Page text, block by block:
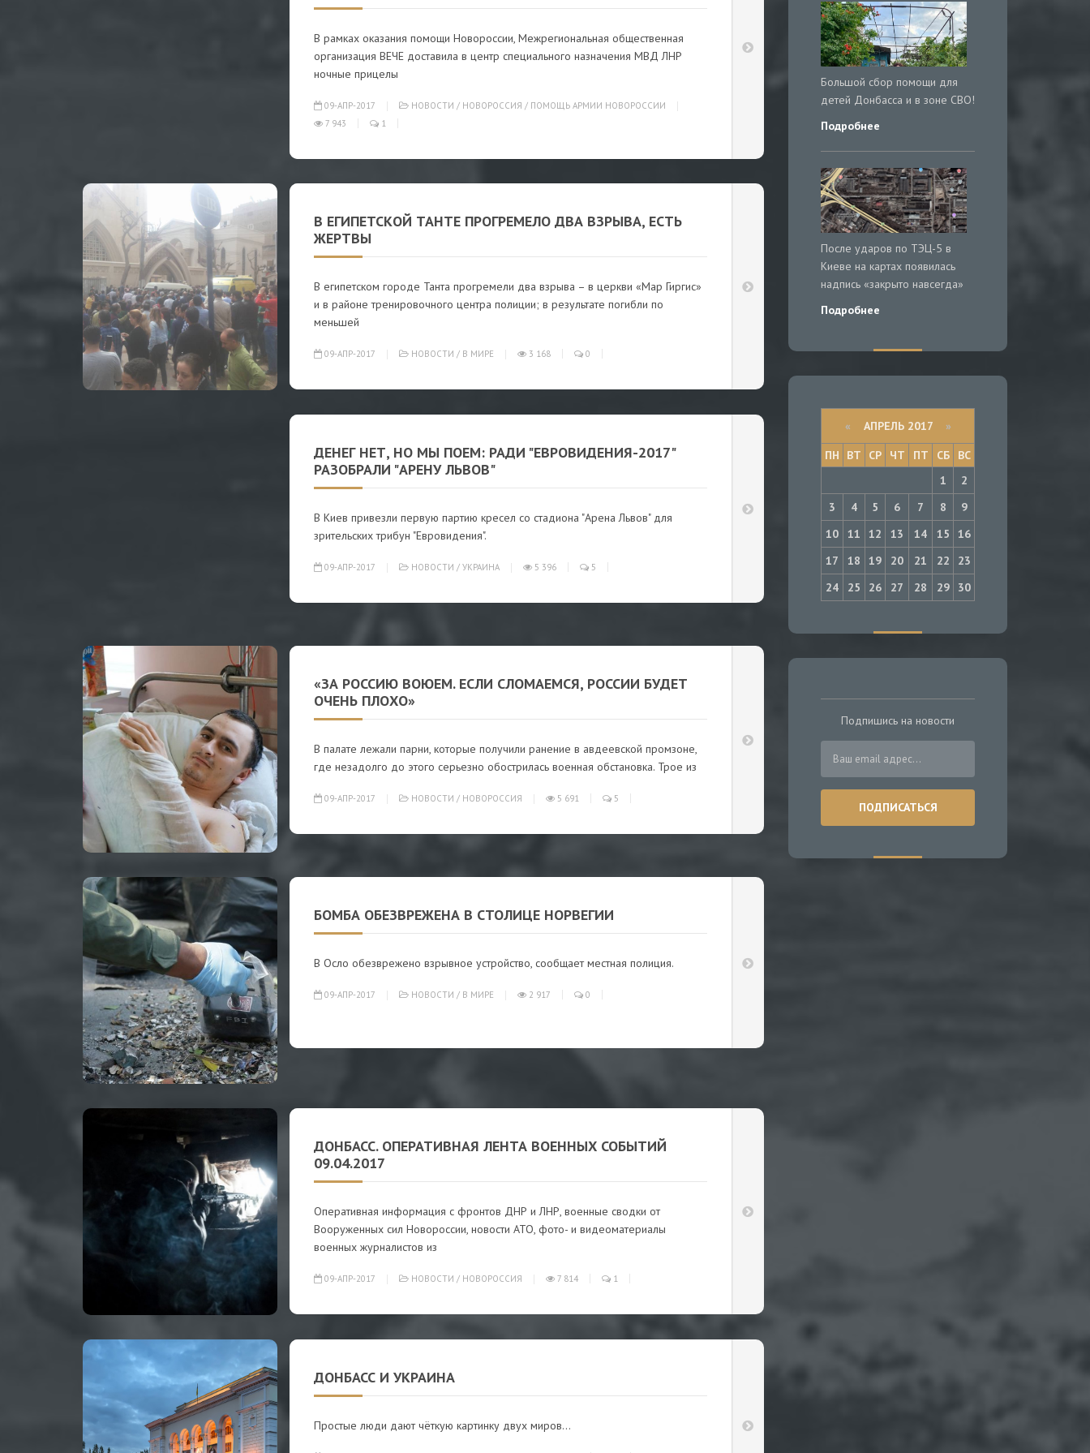
В рамках оказания помощи Новороссии, Межрегиональная общественная
организация ВЕЧЕ доставила в центр специального назначения МВД ЛНР
ночные прицелы
09-АПР-2017 НОВОСТИ / НОВОРОССИЯ / ПОМОЩЬ АРМИИ НОВОРОССИИ
7 943
1
В ЕГИПЕТСКОЙ ТАНТЕ ПРОГРЕМЕЛО ДВА ВЗРЫВА, ЕСТЬ
ЖЕРТВЫ
В египетском городе Танта прогремели два взрыва – в церкви «Мар Гиргис»
и в районе тренировочного центра полиции; в результате погибли по
меньшей
09-АПР-2017 НОВОСТИ / В МИРЕ 3 168 0
ДЕНЕГ НЕТ, НО МЫ ПОЕМ: РАДИ "ЕВРОВИДЕНИЯ-2017"
РАЗОБРАЛИ "АРЕНУ ЛЬВОВ"
В Киев привезли первую партию кресел со стадиона "Арена Львов" для
зрительских трибун "Евровидения".
09-АПР-2017 НОВОСТИ / УКРАИНА 5 396 5
«ЗА РОССИЮ ВОЮЕМ. ЕСЛИ СЛОМАЕМСЯ, РОССИИ БУДЕТ
ОЧЕНЬ ПЛОХО»
В палате лежали парни, которые получили ранение в авдеевской промзоне,
где незадолго до этого серьезно обострилась военная обстановка. Трое из
09-АПР-2017 НОВОСТИ / НОВОРОССИЯ 5 691 5
БОМБА ОБЕЗВРЕЖЕНА В СТОЛИЦЕ НОРВЕГИИ
В Осло обезврежено взрывное устройство, сообщает местная полиция.
09-АПР-2017 НОВОСТИ / В МИРЕ 2 917 0
ДОНБАСС. ОПЕРАТИВНАЯ ЛЕНТА ВОЕННЫХ СОБЫТИЙ
09.04.2017
Оперативная информация с фронтов ДНР и ЛНР, военные сводки от
Вооруженных сил Новороссии, новости АТО, фото- и видеоматериалы
военных журналистов из
09-АПР-2017 НОВОСТИ / НОВОРОССИЯ 7 814 1
ДОНБАСС И УКРАИНА
Простые люди дают чёткую картинку двух миров...
Большой сбор помощи для
детей Донбасса и в зоне СВО!
Подробнее
После ударов по ТЭЦ-5 в
Киеве на картах появилась
надпись «закрыто навсегда»
Подробнее
« АПРЕЛЬ 2017 »
ПН
ВТ СР ЧТ ПТ СБ
ВС
1
2
3
4 5 6 7 8
9
10
11 12 13 14 15
16
17
18 19 20 21 22
23
24
25 26 27 28 29 30
Подпишись на новости